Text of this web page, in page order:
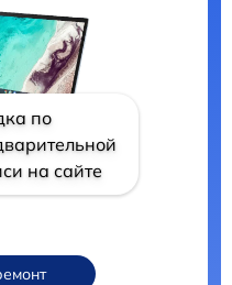
по
на сайте